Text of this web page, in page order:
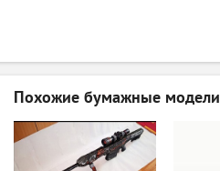
Похожие бумажные модели